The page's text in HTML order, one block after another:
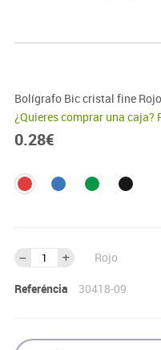
Bolígrafo Bic cristal fine Rojo
¿Quieres comprar una caja?
0.28€
Rojo
Referéncia 30418-09